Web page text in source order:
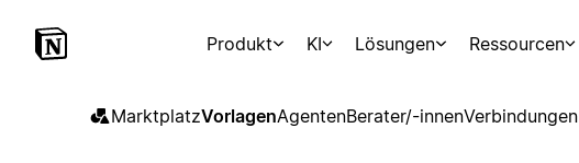
Produkt KI Lösungen Ressourcen
MarktplatzVorlagenAgentenBerater/-innenVerbindungen